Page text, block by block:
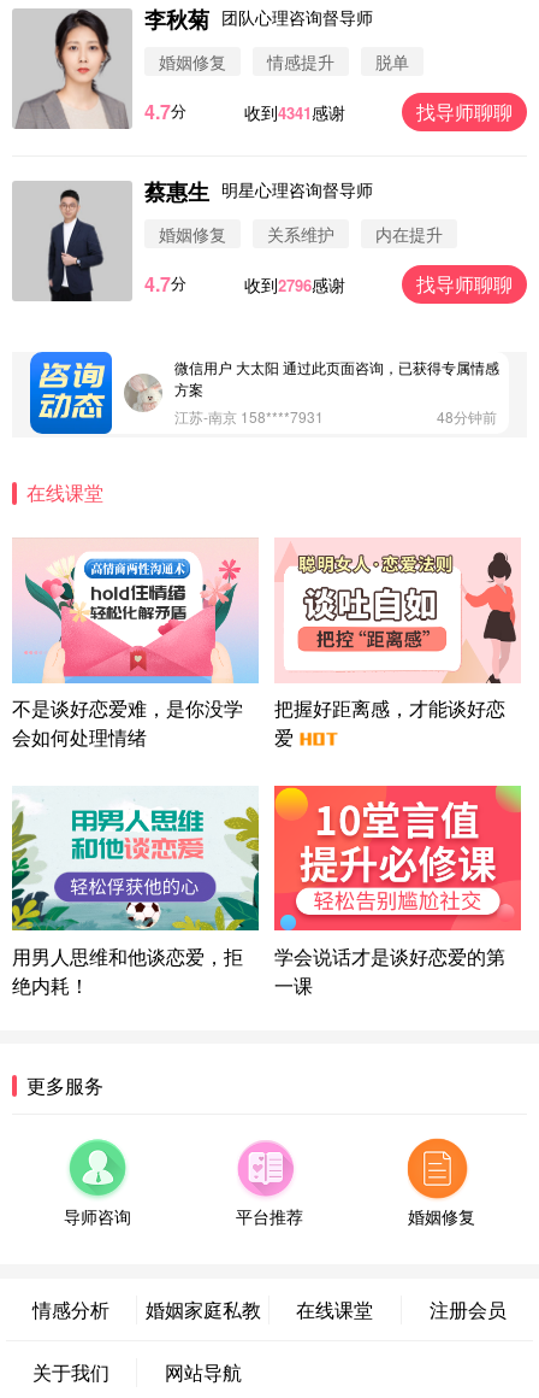
李秋菊 团队心理咨询督导师
婚姻修复
情感提升 脱单
4.7分 收到4341感谢 找导师聊聊
蔡惠生 明星心理咨询督导师
婚姻修复
关系维护 内在提升
4.7分 收到2796感谢 找导师聊聊
微信用户 圆圈 通过此页面咨询，已获得专属情感方
案
微信用户 Vnno 通过此页面咨询，已获得专属情感方
微信用户 大太阳 通过此页面咨询，已获得专属情感
方案
江苏-南京 158****7931
48分钟前
情感方案
北京-朝阳 151****3189
22分钟前
微信用户 巧?媚儿 通过此页面咨询，已获得专属情感
方案
上海-浦东 177****9074
56分钟前
微信用户 Liberty 通过此页面咨询，已获得专属情感
方案
广东-广州 188****5632
湖北-武汉 135****7410
41分钟前
微信用户 困困魚? 通过此页面咨询，已获得专属情感
方案
陕西-西安 139****6283
3分钟前
情感方案
浙江-宁波 150****8921
福建-厦门 159****4462
53分钟前
微信用户 凌乱小羊 通过此页面咨询，已获得专属情
辽宁-大连 176****2843
39分钟前
属情感方案
在线课堂
不是谈好恋爱难，是你没学
会如何处理情绪
把握好距离感，才能谈好恋
爱
用男人思维和他谈恋爱，拒
绝内耗！
学会说话才是谈好恋爱的第
一课
更多服务
导师咨询 平台推荐 婚姻修复
情感分析 婚姻家庭私教 在线课堂 注册会员
关于我们 网站导航